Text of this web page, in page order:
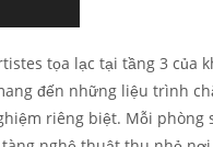
tọa lạc tại tầng 3 của
đến những liệu trình
riêng biệt. Mỗi phòng